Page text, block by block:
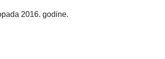
2016. godine.